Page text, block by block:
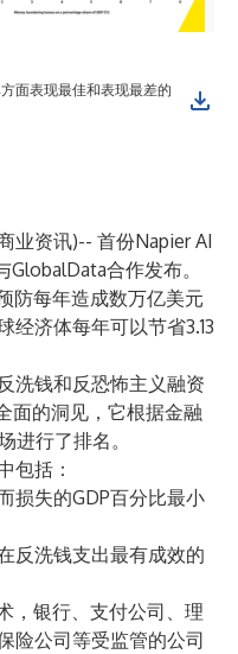
面表现最佳和表现最差的
业资讯)-- 首份Napier AI
GlobalData合作发布。
防每年造成数万亿美元
经济体每年可以节省3.13
洗钱和反恐怖主义融资
面的洞见，它根据金融
进行了排名。
包括：
损失的GDP百分比最小
反洗钱支出最有成效的
，银行、支付公司、理
险公司等受监管的公司